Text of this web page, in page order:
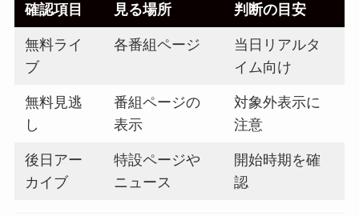
確認項目 見る場所 判断の目安
無料ライ
ブ
各番組ページ
当日リアルタ
イム向け
無料見逃
し
番組ページの
表示
対象外表示に
注意
後日アー
カイブ
特設ページや
ニュース
開始時期を確
認